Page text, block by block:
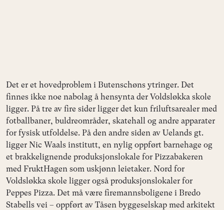
Det er et hovedproblem i Butenschøns ytringer. Det
finnes ikke noe nabolag å hensynta der Voldsløkka skole
ligger. På tre av fire sider ligger det kun friluftsarealer med
fotballbaner, buldreområder, skatehall og andre apparater
for fysisk utfoldelse. På den andre siden av Uelands gt.
ligger Nic Waals institutt, en nylig oppført barnehage og
et brakkelignende produksjonslokale for Pizzabakeren
med FruktHagen som uskjønn leietaker. Nord for
Voldsløkka skole ligger også produksjonslokaler for
Peppes Pizza. Det må være firemannsboligene i Bredo
Stabells vei – oppført av Tåsen byggeselskap med arkitekt